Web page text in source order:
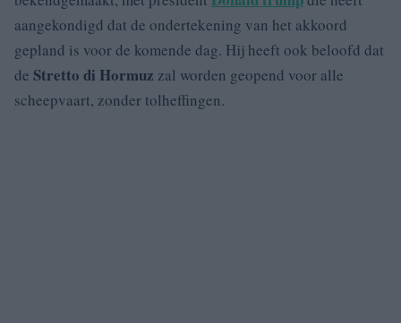
aangekondigd dat de ondertekening van het akkoord
gepland is voor de komende dag. Hij heeft ook beloofd dat
de Stretto di Hormuz zal worden geopend voor alle
scheepvaart, zonder tolheffingen.